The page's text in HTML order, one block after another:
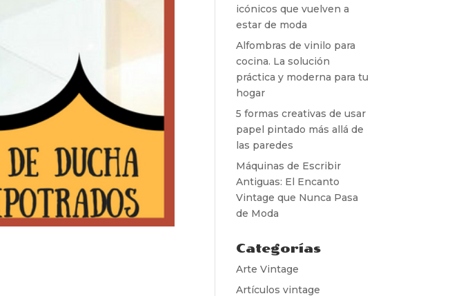
icónicos que vuelven a
estar de moda
Alfombras de vinilo para
cocina. La solución
práctica y moderna para tu
hogar
5 formas creativas de usar
papel pintado más allá de
las paredes
Máquinas de Escribir
Antiguas: El Encanto
Vintage que Nunca Pasa
de Moda
Categorías
Arte Vintage
Artículos vintage